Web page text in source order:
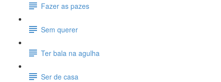
Fazer as pazes
Sem querer
Ter bala na agulha
Ser de casa